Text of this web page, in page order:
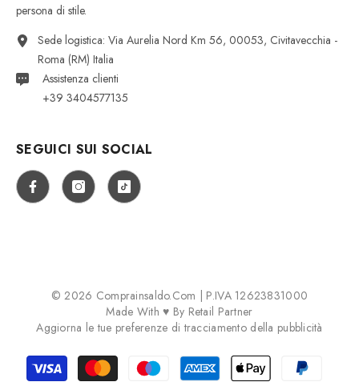
persona di stile.
Sede logistica: Via Aurelia Nord Km 56, 00053, Civitavecchia -
Roma (RM) Italia
Assistenza clienti
+39 3404577135
SEGUICI SUI SOCIAL
© 2026 Comprainsaldo.com | P.IVA 12623831000
Made With ♥ By Retail Partner
Aggiorna le tue preferenze di tracciamento della pubblicità
Payment
methods